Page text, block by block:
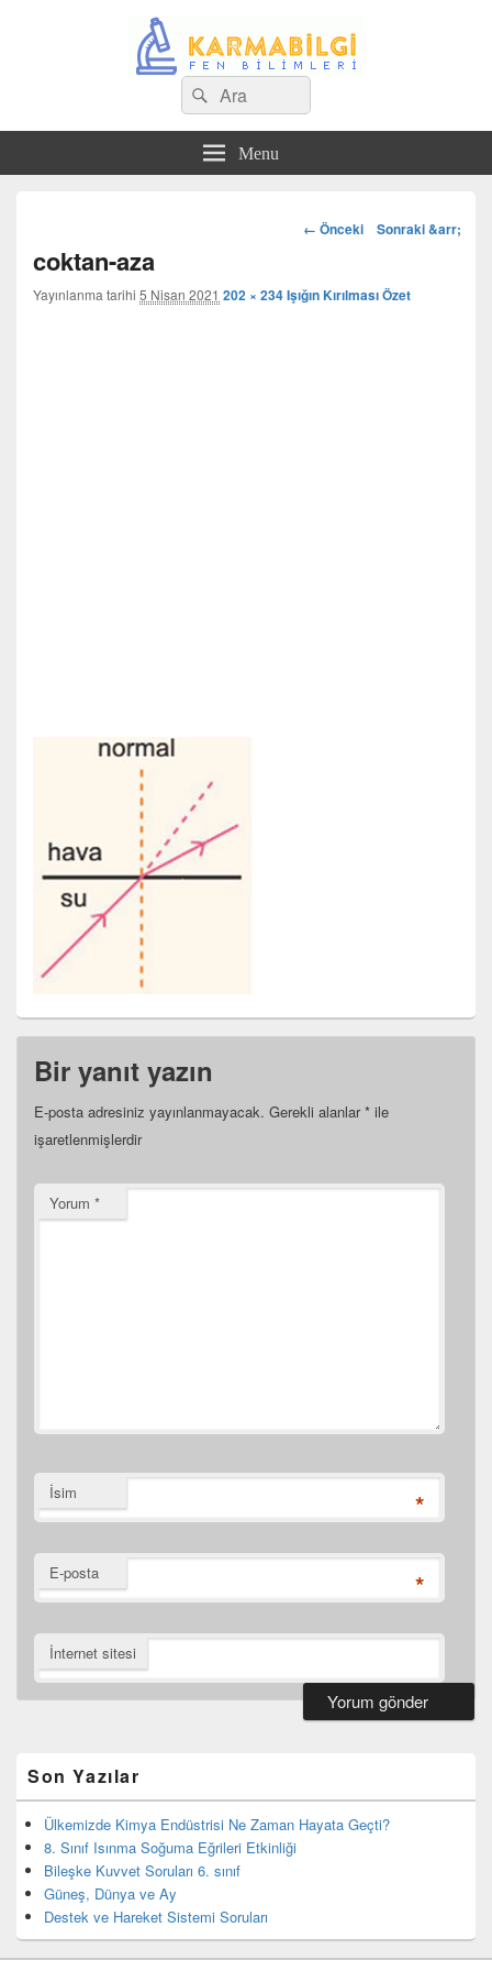
Search
for:
Ara
Menu
Görsel
← Önceki Sonraki &arr;
coktan-aza
Yayınlanma tarihi 5 Nisan 2021 202 × 234Işığın Kırılması Özet
Bir yanıt yazın
E-posta adresiniz yayınlanmayacak. Gerekli alanlar* ile
işaretlenmişlerdir
Yorum *
İsim *
E-posta *
İnternet sitesi
bar
eklenti
bölgesi
Son Yazılar
Ülkemizde Kimya Endüstrisi Ne Zaman Hayata Geçti?
8. Sınıf Isınma Soğuma Eğrileri Etkinliği
Bileşke Kuvvet Soruları 6. sınıf
Güneş, Dünya ve Ay
Destek ve Hareket Sistemi Soruları